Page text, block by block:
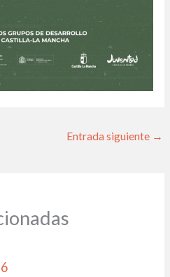
Entrada siguiente →